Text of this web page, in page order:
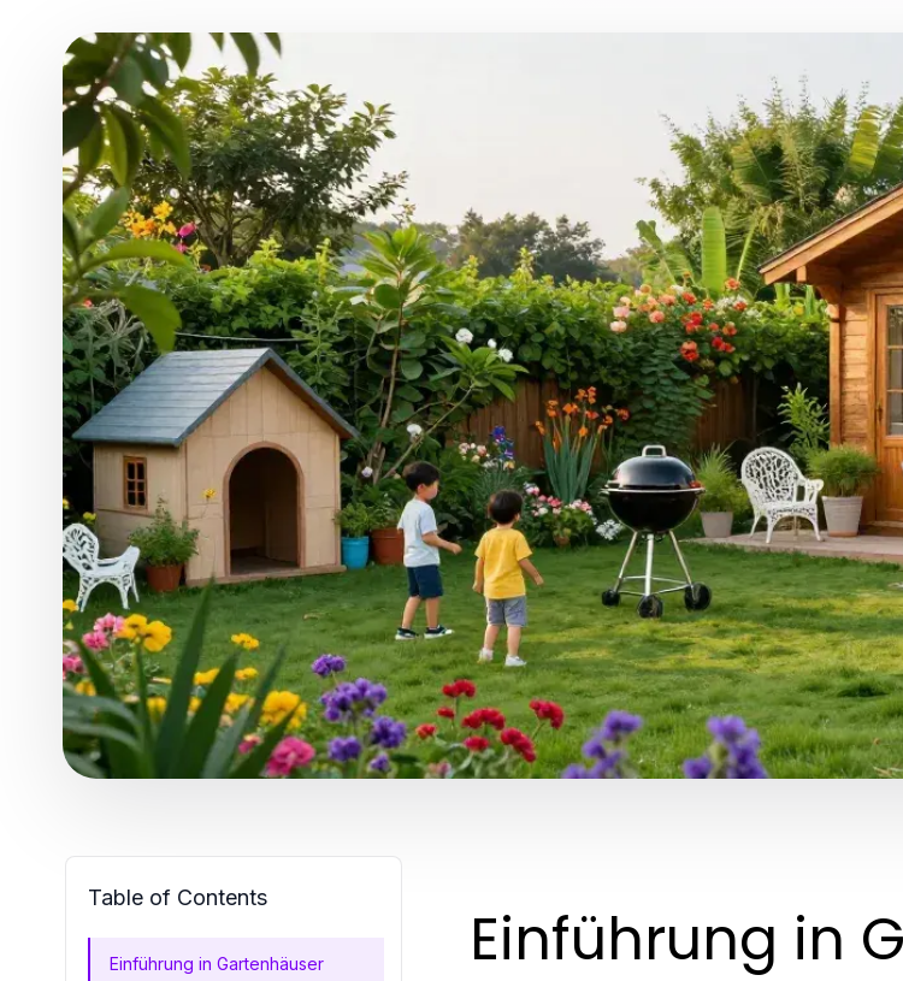
Table of Contents
Einführung in Gartenhäuser Einführung in